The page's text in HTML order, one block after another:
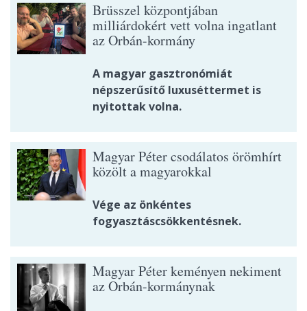
Brüsszel központjában
milliárdokért vett volna ingatlant
az Orbán-kormány
A magyar gasztronómiát
népszerűsítő luxuséttermet is
nyitottak volna.
Magyar Péter csodálatos örömhírt
közölt a magyarokkal
Vége az önkéntes
fogyasztáscsökkentésnek.
Magyar Péter keményen nekiment
az Orbán-kormánynak